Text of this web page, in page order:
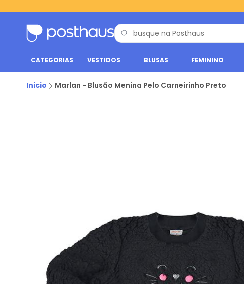
CATEGORIAS VESTIDOS BLUSAS FEMININO
Inicio Marlan - Blusão Menina Pelo Carneirinho Preto